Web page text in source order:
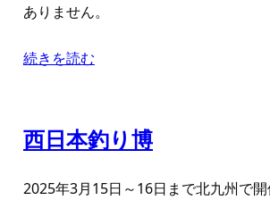
ありません。
続きを読む
西日本釣り博
2025年3月15日～16日まで北九州で